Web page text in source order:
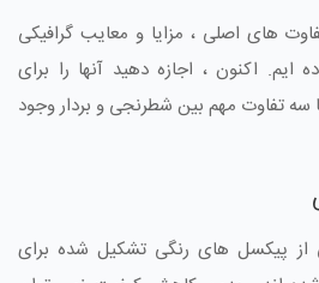
های اصلی ، مزایا و معایب گرافیکی
ایم. اکنون ، اجازه دهید آنها را برای
سه تفاوت مهم بین شطرنجی و بردار وجود
از پیکسل های رنگی تشکیل شده برای